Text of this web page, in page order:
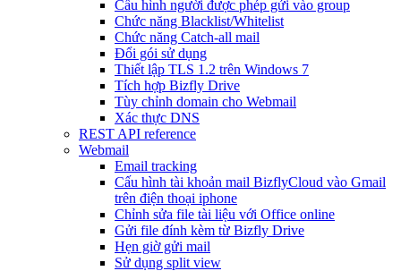
Cấu hình người được phép gửi vào group
Chức năng Blacklist/Whitelist
Chức năng Catch-all mail
Đổi gói sử dụng
Thiết lập TLS 1.2 trên Windows 7
Tích hợp Bizfly Drive
Tùy chỉnh domain cho Webmail
Xác thực DNS
REST API reference
Webmail
Email tracking
Cấu hình tài khoản mail BizflyCloud vào Gmail
trên điện thoại iphone
Chỉnh sửa file tài liệu với Office online
Gửi file đính kèm từ Bizfly Drive
Hẹn giờ gửi mail
Sử dụng split view